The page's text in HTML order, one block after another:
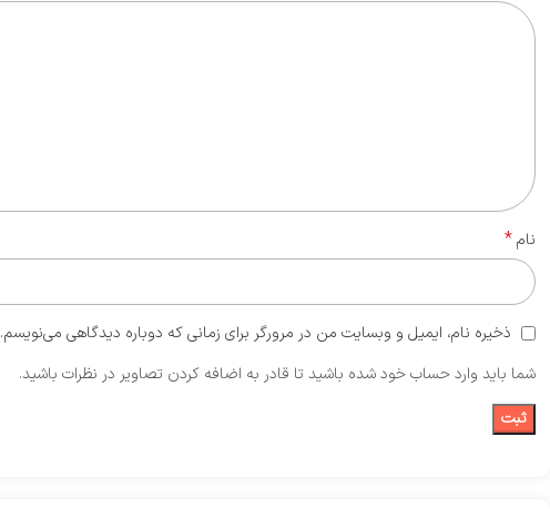
نام*
ذخیره نام، ایمیل و وبسایت من در مرورگر برای زمانی که دوباره دیدگاهی می‌نویسم.
شما باید وارد حساب خود شده باشید تا قادر به اضافه کردن تصاویر در نظرات باشید.